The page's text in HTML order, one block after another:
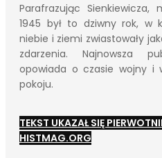
Parafrazując Sienkiewicza,
1945 był to dziwny rok, w
niebie i ziemi zwiastowały
zdarzenia. Najnowsza
opowiada o czasie wojny i
pokoju.
TEKST UKAZAŁ SIĘ
HISTMAG.ORG